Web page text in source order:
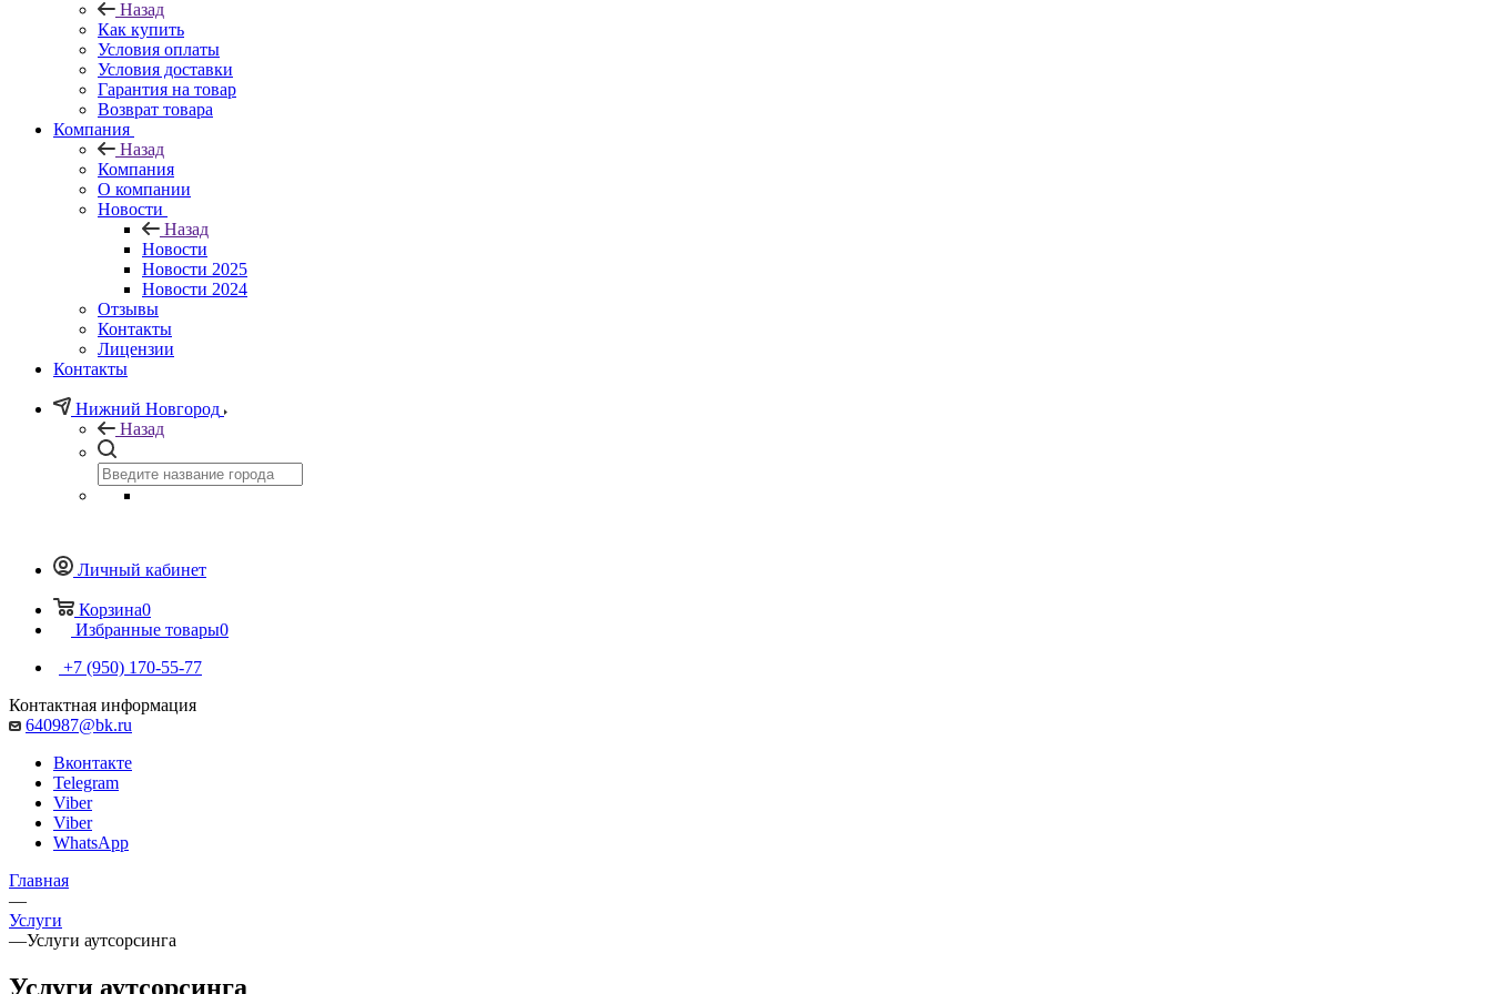
Назад
Как купить
Условия оплаты
Условия доставки
Гарантия на товар
Возврат товара
Компания
Назад
Компания
О компании
Новости
Назад
Новости
Новости 2025
Новости 2024
Отзывы
Контакты
Лицензии
Контакты
Нижний Новгород
Назад
Личный кабинет
Корзина0
Избранные товары0
+7 (950) 170-55-77
Контактная информация
640987@bk.ru
Вконтакте
Telegram
Viber
Viber
WhatsApp
Главная
—
Услуги
—Услуги аутсорсинга
Услуги аутсорсинга